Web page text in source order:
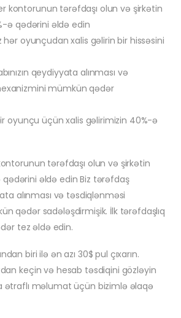
kontorunun tərəfdaşı olun və şirkətin
ə qədərini əldə edin
oyunçudan xalis gəlirin bir hissəsini
qeydiyyata alınması və
mümkün qədər
oyunçu üçün xalis gəlirimizin 40%-ə
tərəfdaşı olun və şirkətin
əldə edin Biz tərəfdaş
alınması və təsdiqlənməsi
qədər sadələşdirmişik. İlk tərəfdaşlıq
tez əldə edin.
biri ilə ən azı 30$ pul çıxarın.
keçin və hesab təsdiqini gözləyin
ətraflı məlumat üçün bizimlə əlaqə